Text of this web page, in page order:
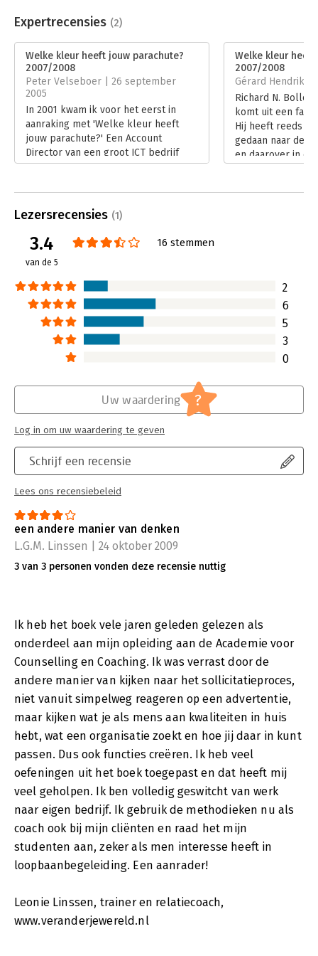
Uitgever:
Uitgeverij Nieuwezijds
Verschijningsdatum:
Hoofdrubriek: Werk en loopbaan
Expertrecensies (2)
Welke kleur heeft jouw parachute?
2007/2008
Peter Velseboer | 26 september
2005
In 2001 kwam ik voor het eerst in
aanraking met 'Welke kleur heeft
jouw parachute?' Een Account
Director van een groot ICT bedrijf
sprak er lyrisch over en gaf aan dat
voor hem was. Inmiddels is hij hoofd
van een basisschool en gelukkig.
Welke kleur
2007/2008
Gérard Hendriks
Richard N. Bolles
komt uit een
Hij heeft reeds in
gedaan naar de
en daarover in
werkzoekers en
Lezersrecensies (1)
3.4
van de 5
16 stemmen
2
6
5
3
0
Schrijf een recensie
Lees ons recensiebeleid
Uw waardering ?
Log in om uw waardering te geven
een andere manier van denken
L.G.M. Linssen | 24 oktober 2009
3 van 3 personen vonden deze recensie nuttig
Ik heb het boek vele jaren geleden gelezen als
onderdeel aan mijn opleiding aan de Academie voor
Counselling en Coaching. Ik was verrast door de
andere manier van kijken naar het sollicitatieproces,
niet vanuit simpelweg reageren op een advertentie,
maar kijken wat je als mens aan kwaliteiten in huis
hebt, wat een organisatie zoekt en hoe jij daar in kunt
passen. Dus ook functies creëren. Ik heb veel
oefeningen uit het boek toegepast en dat heeft mij
veel geholpen. Ik ben volledig geswitcht van werk
naar eigen bedrijf. Ik gebruik de methodieken nu als
coach ook bij mijn cliënten en raad het mijn
studenten aan, zeker als men interesse heeft in
loopbaanbegeleiding. Een aanrader!
Leonie Linssen, trainer en relatiecoach,
www.veranderjewereld.nl